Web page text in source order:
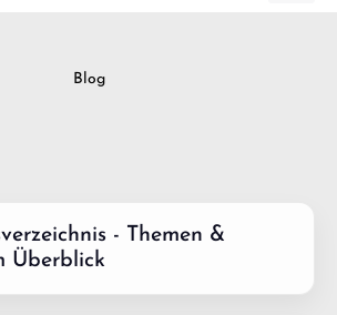
Blog
- Themen &
Überblick